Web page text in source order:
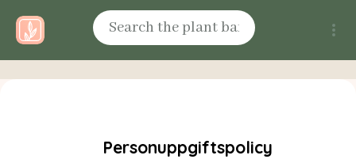
    Personuppgiftspolicy